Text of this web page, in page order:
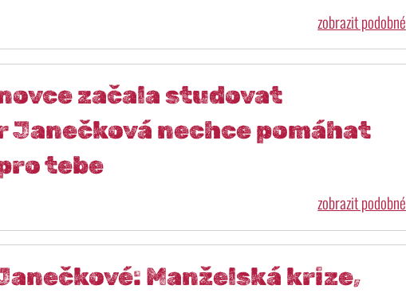
zobrazit podobné
začala studovat
nechce pomáhat
tebe
zobrazit podobné
Manželská krize,